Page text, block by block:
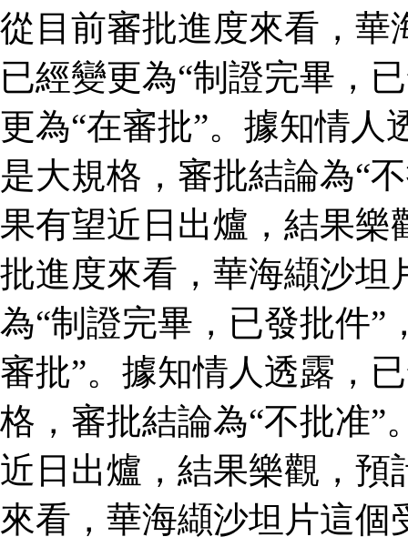
從目前審批進度來看，華
已經變更為“制證完畢，
更為“在審批”。據知情
是大規格，審批結論為“
果有望近日出爐，結果樂
批進度來看，華海纈沙坦
為“制證完畢，已發批件”
審批”。據知情人透露，
格，審批結論為“不批准”
近日出爐，結果樂觀，預
來看，華海纈沙坦片這個